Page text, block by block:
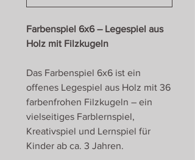
Farbenspiel 6x6 – Legespiel aus
Holz mit Filzkugeln
Das Farbenspiel 6x6 ist ein
offenes Legespiel aus Holz mit 36
farbenfrohen Filzkugeln – ein
vielseitiges Farblernspiel,
Kreativspiel und Lernspiel für
Kinder ab ca. 3 Jahren.